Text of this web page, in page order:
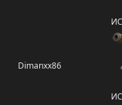
Dimanxx86